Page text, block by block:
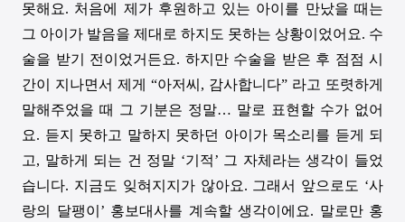
못해요. 처음에 제가 후원하고 있는 아이를 만났을 때는
그 아이가 발음을 제대로 하지도 못하는 상황이었어요. 수
술을 받기 전이었거든요. 하지만 수술을 받은 후 점점 시
간이 지나면서 제게 “아저씨 , 감사합니다” 라고 또렷하게
말해주었을 때 그 기분은 정말… 말로 표현할 수가 없어
요. 듣지 못하고 말하지 못하던 아이가 목소리를 듣게 되
고, 말하게 되는 건 정말 ‘기적’ 그 자체라는 생각이 들었
습니다. 지금도 잊혀지지가 않아요. 그래서 앞으로도 ‘사
랑의 달팽이 ’ 홍보대사를 계속할 생각이에요. 말로만 홍